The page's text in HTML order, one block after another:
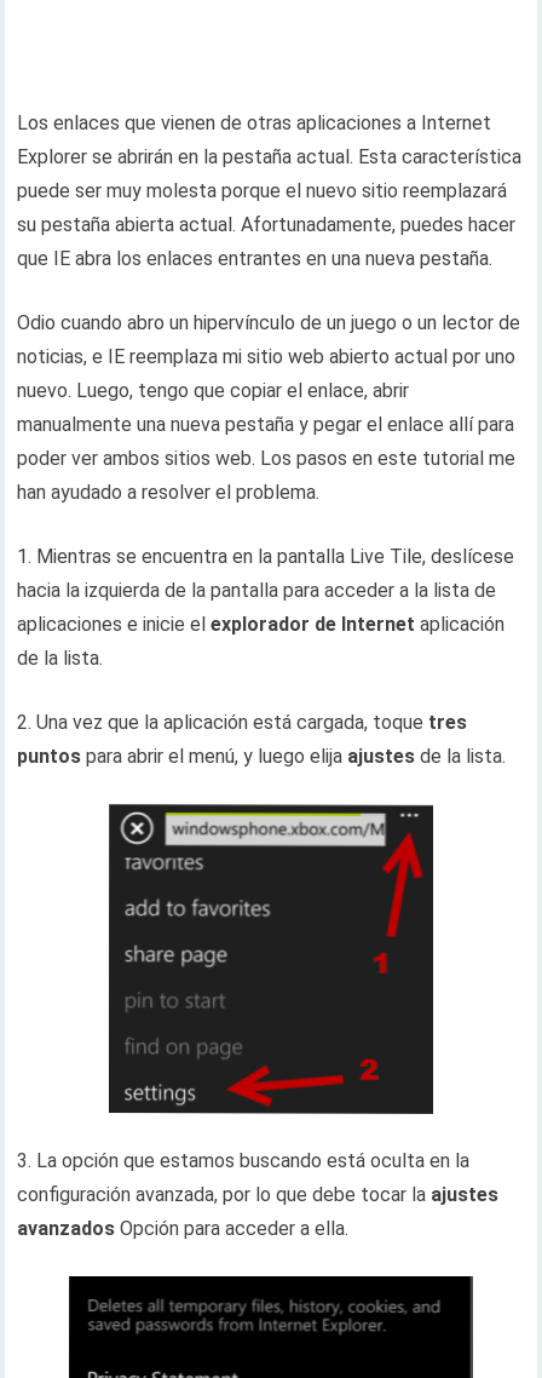
Los enlaces que vienen de otras aplicaciones a Internet
Explorer se abrirán en la pestaña actual. Esta característica
puede ser muy molesta porque el nuevo sitio reemplazará
su pestaña abierta actual. Afortunadamente, puedes hacer
que IE abra los enlaces entrantes en una nueva pestaña.
Odio cuando abro un hipervínculo de un juego o un lector de
noticias, e IE reemplaza mi sitio web abierto actual por uno
nuevo. Luego, tengo que copiar el enlace, abrir
manualmente una nueva pestaña y pegar el enlace allí para
poder ver ambos sitios web. Los pasos en este tutorial me
han ayudado a resolver el problema.
1. Mientras se encuentra en la pantalla Live Tile, deslícese
hacia la izquierda de la pantalla para acceder a la lista de
aplicaciones e inicie elexplorador de Internet aplicación
de la lista.
2. Una vez que la aplicación está cargada, toque tres
puntos para abrir el menú, y luego elija ajustes de la lista.
3. La opción que estamos buscando está oculta en la
configuración avanzada, por lo que debe tocar la ajustes
avanzados Opción para acceder a ella.